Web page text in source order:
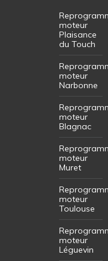
moteur
Plaisance
du Touch
moteur
Narbonne
moteur
Blagnac
moteur
Muret
moteur
Toulouse
moteur
Léguevin